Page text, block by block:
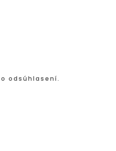
odsúhlasení.